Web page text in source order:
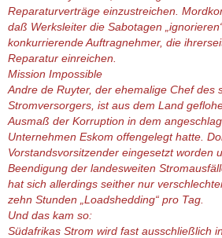
Reparaturverträge einzustreichen.
daß Werksleiter die Sabotagen
konkurrierende Auftragnehmer, die
Reparatur einreichen.
Mission Impossible
Andre de Ruyter, der ehemalige Chef des
Stromversorgers, ist aus dem Land
Ausmaß der Korruption in dem
Unternehmen Eskom offengelegt hatte.
Vorstandsvorsitzender eingesetzt worden
Beendigung der landesweiten
hat sich allerdings seither nur
zehn Stunden „Loadshedding“ pro Tag.
Und das kam so:
Südafrikas Strom wird fast ausschließlich